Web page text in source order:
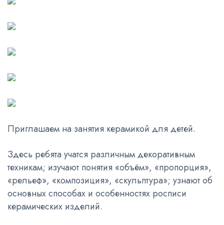
Приглашаем на занятия керамикой для детей.
Здесь ребята учатся различным декоративным
техникам; изучают понятия «объём», «пропорция»,
«рельеф», «композиция», «скульптура»; узнают об
основных способах и особенностях росписи
керамических изделий.